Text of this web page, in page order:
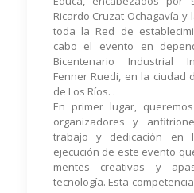
Ricardo Cruzat Ochagavía
toda la Red de
cabo el evento en
Bicentenario Industrial
Fenner Ruedi, en la ciudad
de Los Ríos. .
En primer lugar,
organizadores y
trabajo y dedicación en
ejecución de este evento
mentes creativas y
tecnología. Esta